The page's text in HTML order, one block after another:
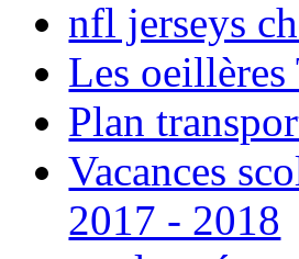
nfl jerseys
Les oeillères
Plan
Vacances
2017 - 2018